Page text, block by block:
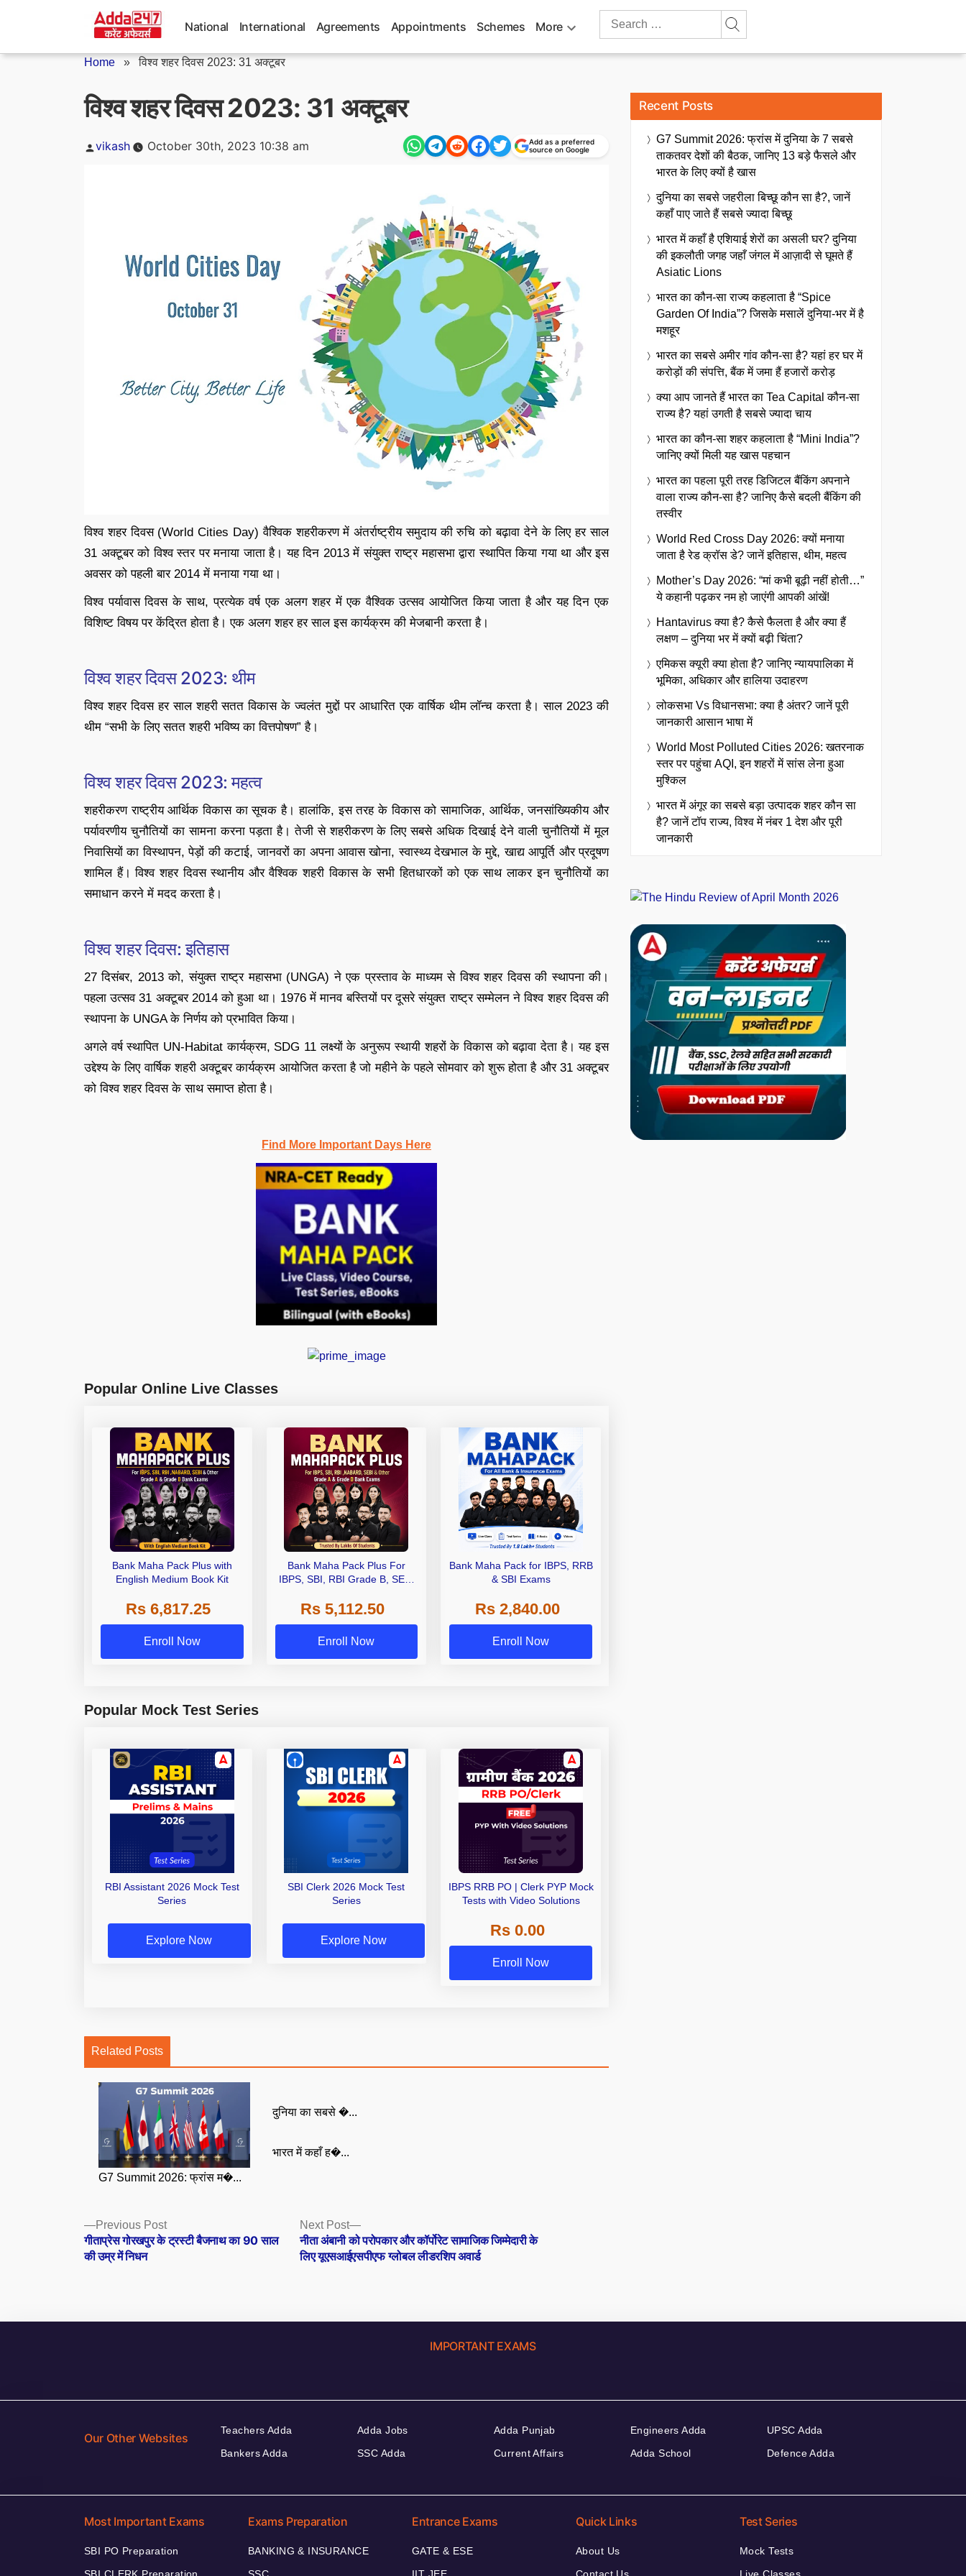
National International Agreements Appointments Schemes More
Search
Home »विश्व शहर दिवस 2023: 31 अक्टूबर
विश्व शहर दिवस 2023: 31 अक्टूबर
Posted
vikash October 30th, 2023 10:38 am
Add as a preferred
source on Google
विश्व शहर दिवस (World Cities Day) वैश्विक शहरीकरण में अंतर्राष्ट्रीय समुदाय की रुचि को बढ़ावा देने के लिए हर साल
31 अक्टूबर को विश्व स्तर पर मनाया जाता है। यह दिन 2013 में संयुक्त राष्ट्र महासभा द्वारा स्थापित किया गया था और इस
अवसर को पहली बार 2014 में मनाया गया था।
विश्व पर्यावास दिवस के साथ, प्रत्येक वर्ष एक अलग शहर में एक वैश्विक उत्सव आयोजित किया जाता है और यह दिन एक
विशिष्ट विषय पर केंद्रित होता है। एक अलग शहर हर साल इस कार्यक्रम की मेजबानी करता है।
विश्व शहर दिवस 2023: थीम
विश्व शहर दिवस हर साल शहरी सतत विकास के ज्वलंत मुद्दों पर आधारित एक वार्षिक थीम लॉन्च करता है। साल 2023 की
थीम “सभी के लिए सतत शहरी भविष्य का वित्तपोषण” है।
विश्व शहर दिवस 2023: महत्व
शहरीकरण राष्ट्रीय आर्थिक विकास का सूचक है। हालांकि, इस तरह के विकास को सामाजिक, आर्थिक, जनसांख्यिकीय और
पर्यावरणीय चुनौतियों का सामना करना पड़ता है। तेजी से शहरीकरण के लिए सबसे अधिक दिखाई देने वाली चुनौतियों में मूल
निवासियों का विस्थापन, पेड़ों की कटाई, जानवरों का अपना आवास खोना, स्वास्थ्य देखभाल के मुद्दे, खाद्य आपूर्ति और प्रदूषण
शामिल हैं। विश्व शहर दिवस स्थानीय और वैश्विक शहरी विकास के सभी हितधारकों को एक साथ लाकर इन चुनौतियों का
समाधान करने में मदद करता है।
विश्व शहर दिवस: इतिहास
27 दिसंबर, 2013 को, संयुक्त राष्ट्र महासभा (UNGA) ने एक प्रस्ताव के माध्यम से विश्व शहर दिवस की स्थापना की।
पहला उत्सव 31 अक्टूबर 2014 को हुआ था। 1976 में मानव बस्तियों पर दूसरे संयुक्त राष्ट्र सम्मेलन ने विश्व शहर दिवस की
स्थापना के UNGA के निर्णय को प्रभावित किया।
अगले वर्ष स्थापित UN-Habitat कार्यक्रम, SDG 11 लक्ष्यों के अनुरूप स्थायी शहरों के विकास को बढ़ावा देता है। यह इस
उद्देश्य के लिए वार्षिक शहरी अक्टूबर कार्यक्रम आयोजित करता है जो महीने के पहले सोमवार को शुरू होता है और 31 अक्टूबर
को विश्व शहर दिवस के साथ समाप्त होता है।
Find More Important Days Here
Popular Online Live Classes
Bank Maha Pack Plus with
English Medium Book Kit
Rs 6,817.25
Enroll Now
Bank Maha Pack Plus For
IBPS, SBI, RBI Grade B, SEBI
Other Grade A & Grade B Bank
Exams
Rs 5,112.50
Enroll Now
Bank Maha Pack for IBPS, RRB
& SBI Exams
Rs 2,840.00
Enroll Now
Popular Mock Test Series
RBI Assistant 2026 Mock Test
Series
Explore Now
SBI Clerk 2026 Mock Test
Series
Explore Now
IBPS RRB PO | Clerk PYP Mock
Tests with Video Solutions
Rs 0.00
Enroll Now
Related Posts
G7 Summit 2026: फ्रांस म�...
दुनिया का सबसे �...
भारत में कहाँ ह�...
Posts
navigation
Previous PostPrevious
post:
गीताप्रेस गोरखपुर के ट्रस्टी बैजनाथ का 90 साल
की उम्र में निधन
Next Post
Next
post:
नीता अंबानी को परोपकार और कॉर्पोरेट सामाजिक जिम्मेदारी के
लिए यूएसआईएसपीएफ ग्लोबल लीडरशिप अवार्ड
Recent Posts
G7 Summit 2026: फ्रांस में दुनिया के 7 सबसे
ताकतवर देशों की बैठक, जानिए 13 बड़े फैसले और
भारत के लिए क्यों है खास
दुनिया का सबसे जहरीला बिच्छू कौन सा है?, जानें
कहाँ पाए जाते हैं सबसे ज्यादा बिच्छू
भारत में कहाँ है एशियाई शेरों का असली घर? दुनिया
की इकलौती जगह जहाँ जंगल में आज़ादी से घूमते हैं
Asiatic Lions
भारत का कौन-सा राज्य कहलाता है “Spice
Garden Of India”? जिसके मसालें दुनिया-भर में है
मशहूर
भारत का सबसे अमीर गांव कौन-सा है? यहां हर घर में
करोड़ों की संपत्ति, बैंक में जमा हैं हजारों करोड़
क्या आप जानते हैं भारत का Tea Capital कौन-सा
राज्य है? यहां उगती है सबसे ज्यादा चाय
भारत का कौन-सा शहर कहलाता है “Mini India”?
जानिए क्यों मिली यह खास पहचान
भारत का पहला पूरी तरह डिजिटल बैंकिंग अपनाने
वाला राज्य कौन-सा है? जानिए कैसे बदली बैंकिंग की
तस्वीर
World Red Cross Day 2026: क्यों मनाया
जाता है रेड क्रॉस डे? जानें इतिहास, थीम, महत्व
Mother’s Day 2026: “मां कभी बूढ़ी नहीं होती…”
ये कहानी पढ़कर नम हो जाएंगी आपकी आंखें!
Hantavirus क्या है? कैसे फैलता है और क्या हैं
लक्षण – दुनिया भर में क्यों बढ़ी चिंता?
एमिकस क्यूरी क्या होता है? जानिए न्यायपालिका में
भूमिका, अधिकार और हालिया उदाहरण
लोकसभा Vs विधानसभा: क्या है अंतर? जानें पूरी
जानकारी आसान भाषा में
World Most Polluted Cities 2026: खतरनाक
स्तर पर पहुंचा AQI, इन शहरों में सांस लेना हुआ
मुश्किल
भारत में अंगूर का सबसे बड़ा उत्पादक शहर कौन सा
है? जानें टॉप राज्य, विश्व में नंबर 1 देश और पूरी
जानकारी
IMPORTANT EXAMS
Our Other Websites
Teachers Adda
Bankers Adda
Adda Jobs
SSC Adda
Adda Punjab
Current Affairs
Engineers Adda
Adda School
UPSC Adda
Defence Adda
Most Important Exams
SBI PO Preparation
SBI CLERK Preparation
Exams Preparation
BANKING & INSURANCE
SSC
Entrance Exams
GATE & ESE
IIT JEE
Quick Links
About Us
Contact Us
Test Series
Mock Tests
Live Classes